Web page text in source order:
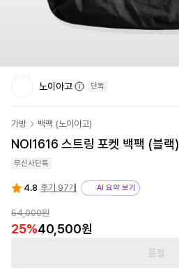
노이아고 단독
가방 백팩 (노이아고)
NOI1616 스트링 포켓 백팩 (블랙)
무신사단독
4.8 후기 97개 AI 요약 보기
54,000원
25%40,500원
품절